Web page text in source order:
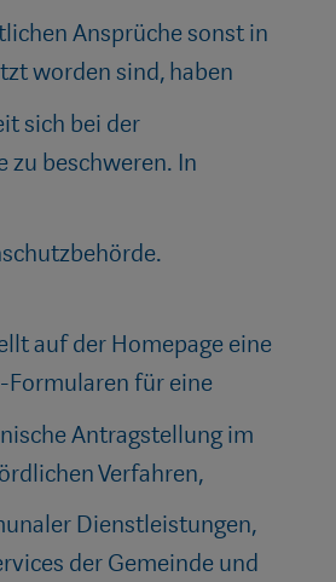
Ansprüche sonst in
worden sind, haben
sich bei der
zu beschweren. In
auf der Homepage eine
Formularen für eine
Antragstellung im
Verfahren,
Dienstleistungen,
der Gemeinde und